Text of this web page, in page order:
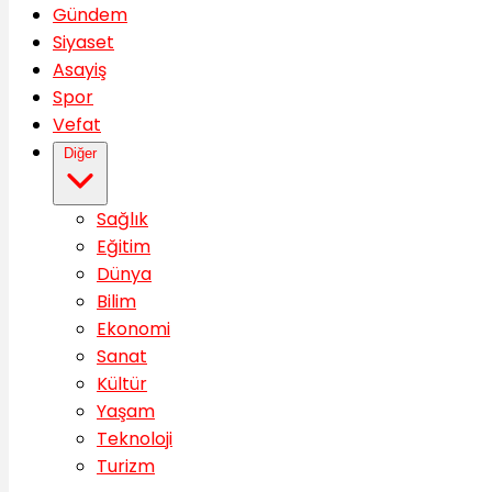
Gündem
Siyaset
Asayiş
Spor
Vefat
Diğer
Sağlık
Eğitim
Dünya
Bilim
Ekonomi
Sanat
Kültür
Yaşam
Teknoloji
Turizm